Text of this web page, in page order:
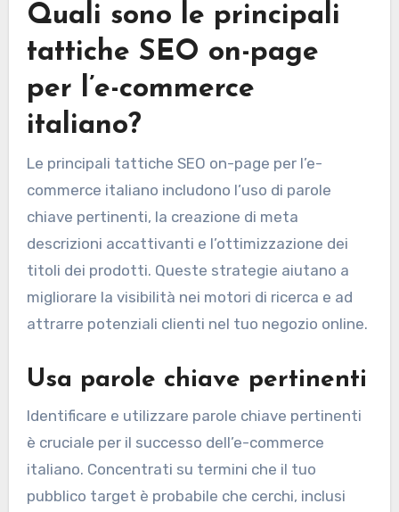
Quali sono le principali
tattiche SEO on-page
per l’e-commerce
italiano?
Le principali tattiche SEO on-page per l’e-
commerce italiano includono l’uso di parole
chiave pertinenti, la creazione di meta
descrizioni accattivanti e l’ottimizzazione dei
titoli dei prodotti. Queste strategie aiutano a
migliorare la visibilità nei motori di ricerca e ad
attrarre potenziali clienti nel tuo negozio online.
Usa parole chiave pertinenti
Identificare e utilizzare parole chiave pertinenti
è cruciale per il successo dell’e-commerce
italiano. Concentrati su termini che il tuo
pubblico target è probabile che cerchi, inclusi